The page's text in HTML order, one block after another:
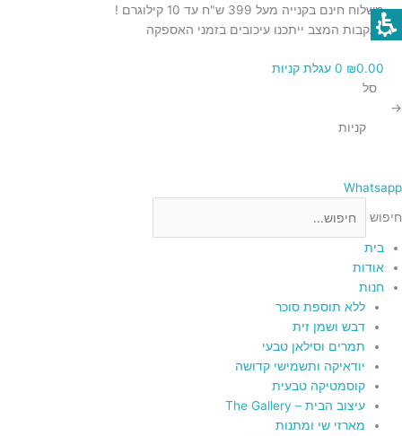
דילוג
לתוכן
משלוח חינם בקנייה מעל 399 ש"ח עד 10 קילוגרם !
בעקבות המצב ייתכנו עיכובים בזמני האספקה
₪0.00
0 עגלת קניות
סל
→
קניות
Whatsapp
חיפוש
בית
אודות
חנות
ללא תוספת סוכר
דבש ושמן זית
תמרים וסילאן טבעי
יודאיקה ותשמישי קדושה
קוסמטיקה טבעית
עיצוב הבית – The Gallery
מארזי שי ומתנות
כמות
של
שי
כמות
של
רימון
כמות
של
תמר